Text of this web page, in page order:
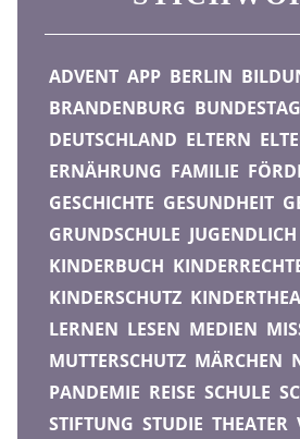
ADVENT APP BERLIN
BRANDENBURG BUNDESTAG
DEUTSCHLAND ELTERN
ERNÄHRUNG FAMILIE
GESCHICHTE GESUNDHEIT
GRUNDSCHULE JUGENDLICH
KINDERBUCH
KINDERSCHUTZ
LERNEN LESEN MEDIEN
MUTTERSCHUTZ MÄRCHEN
PANDEMIE REISE SCHULE
STIFTUNG STUDIE THEATER